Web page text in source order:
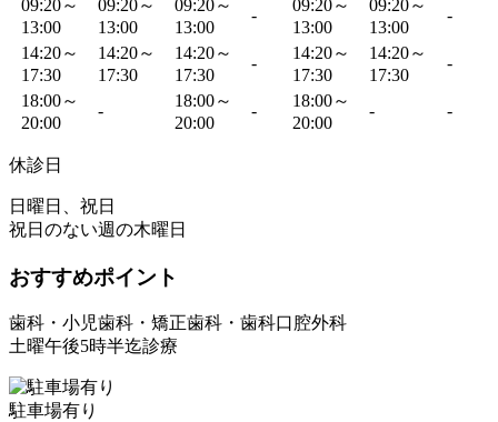
09:20～
13:00
09:20～
13:00
09:20～
13:00
-
09:20～
13:00
09:20～
13:00
-
14:20～
17:30
14:20～
17:30
14:20～
17:30
-
14:20～
17:30
14:20～
17:30
-
18:00～
20:00
-
18:00～
20:00
-
18:00～
20:00
- -
休診日
日曜日、祝日
祝日のない週の木曜日
おすすめポイント
歯科・小児歯科・矯正歯科・歯科口腔外科
土曜午後5時半迄診療
駐車場有り